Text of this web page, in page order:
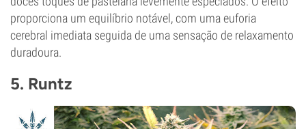
proporciona um equilíbrio notável, com uma euforia
cerebral imediata seguida de uma sensação de relaxamento
duradoura.
5. Runtz